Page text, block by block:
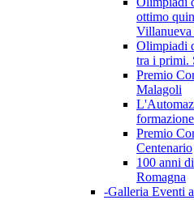
ottimo
Villanueva
Olimpiadi
tra i primi.
Premio
Malagoli
Premio
Centenario
100 anni
Romagna
-Galleria Eventi